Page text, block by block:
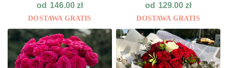
od 146.00 zł
DOSTAWA GRATIS
od 129.00zł
DOSTAWA GRATIS